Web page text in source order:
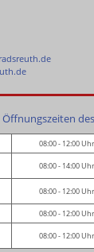
Öffnungszeiten
08:00 - 12:00 Uhr
08:00 - 14:00 Uhr
08:00 - 12:00 Uhr
08:00 - 12:00 Uhr
08:00 - 12:00 Uhr